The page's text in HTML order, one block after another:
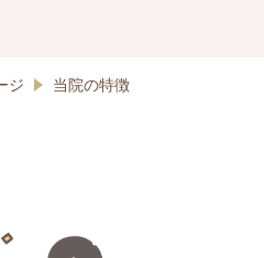
ジ 当院の特徴